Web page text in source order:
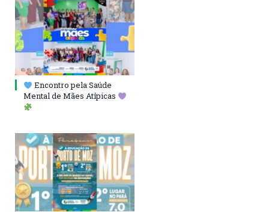
Encontro pela Saúde
Mental de Mães Atípicas